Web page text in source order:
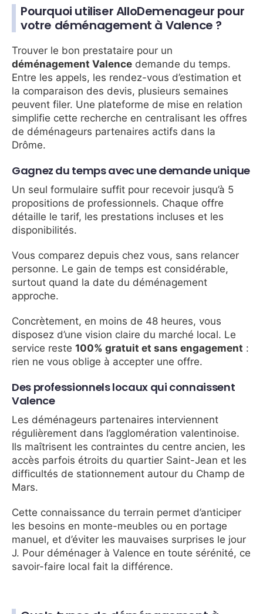
Pourquoi utiliser AlloDemenageur pour
votre déménagement à Valence ?
Trouver le bon prestataire pour un
déménagement Valence demande du temps.
Entre les appels, les rendez-vous d’estimation et
la comparaison des devis, plusieurs semaines
peuvent filer. Une plateforme de mise en relation
simplifie cette recherche en centralisant les offres
de déménageurs partenaires actifs dans la
Drôme.
Gagnez du temps avec une demande unique
Un seul formulaire suffit pour recevoir jusqu’à 5
propositions de professionnels. Chaque offre
détaille le tarif, les prestations incluses et les
disponibilités.
Vous comparez depuis chez vous, sans relancer
personne. Le gain de temps est considérable,
surtout quand la date du déménagement
approche.
Concrètement, en moins de 48 heures, vous
disposez d’une vision claire du marché local. Le
service reste 100% gratuit et sans engagement :
rien ne vous oblige à accepter une offre.
Des professionnels locaux qui connaissent
Valence
Les déménageurs partenaires interviennent
régulièrement dans l’agglomération valentinoise.
Ils maîtrisent les contraintes du centre ancien, les
accès parfois étroits du quartier Saint-Jean et les
difficultés de stationnement autour du Champ de
Mars.
Cette connaissance du terrain permet d’anticiper
les besoins en monte-meubles ou en portage
manuel, et d’éviter les mauvaises surprises le jour
J. Pour déménager à Valence en toute sérénité, ce
savoir-faire local fait la différence.